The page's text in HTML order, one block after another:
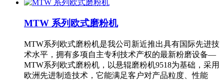
MTW 系列欧式磨粉机
MTW系列欧式磨粉机是我公司新近推出具有国际先进技
术水平，拥有多项自主专利技术产权的最新粉磨设备—
MTW系列欧式磨粉机，以悬辊磨粉机9518为基础，采用
欧洲先进制造技术，它能满足客户对产品粒度、性能